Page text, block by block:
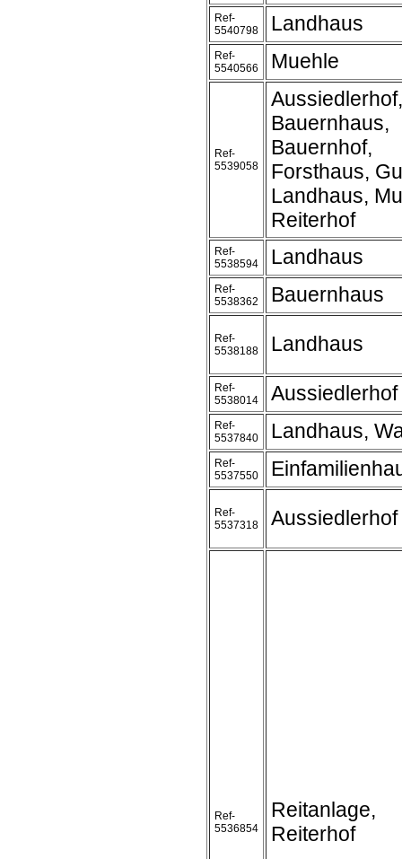
Ref-
5540798
Landhaus
Ref-
5540566
Muehle
Ref-
5539058
Aussiedlerhof,
Bauernhaus,
Bauernhof,
Forsthaus,
Landhaus,
Reiterhof
Ref-
5538594
Landhaus
Ref-
5538362
Bauernhaus
Ref-
5538188
Landhaus
Ref-
5538014
Aussiedlerhof
Ref-
5537840
Landhaus,
Ref-
5537550
Ref-
5537318
Aussiedlerhof
Ref-
5536854
Reitanlage,
Reiterhof